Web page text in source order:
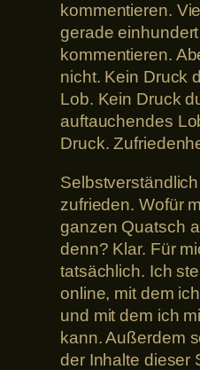
kommentieren.
gerade
kommentieren.
nicht. Kein Druck
Lob. Kein Druck
auftauchendes
Druck.
zufrieden. Wofür
ganzen Quatsch
denn? Klar. Für
tatsächlich. Ich
online, mit dem
und mit dem ich
kann. Außerdem
der Inhalte dieser